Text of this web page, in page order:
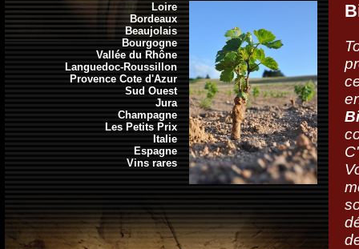
Loire
Bordeaux
Beaujolais
Bourgogne
Vallée du Rhône
Languedoc-Roussillon
Provence Cote d'Azur
Sud Ouest
Jura
Champagne
Les Petits Prix
Italie
Espagne
Vins rares